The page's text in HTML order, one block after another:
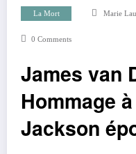
La Mort Marie
0 Comments
James van
Hommage
Jackson